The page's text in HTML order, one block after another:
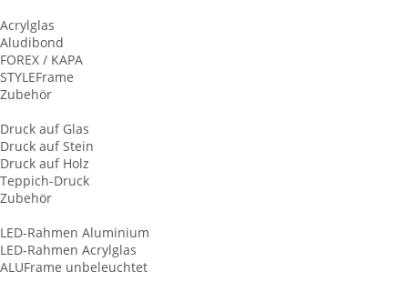
Acrylglas
Aludibond
FOREX / KAPA
STYLEFrame
Zubehör
Druck auf Glas
Druck auf Stein
Druck auf Holz
Teppich-Druck
Zubehör
LED-Rahmen Aluminium
LED-Rahmen Acrylglas
ALUFrame unbeleuchtet